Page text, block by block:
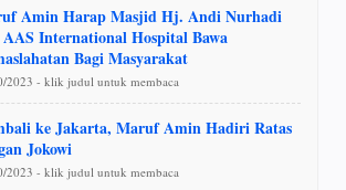
Amin Harap Masjid Hj. Andi Nurhadi
International Hospital Bawa
Bagi Masyarakat
2023 - klik judul untuk membaca
ke Jakarta, Maruf Amin Hadiri Ratas
Jokowi
2023 - klik judul untuk membaca